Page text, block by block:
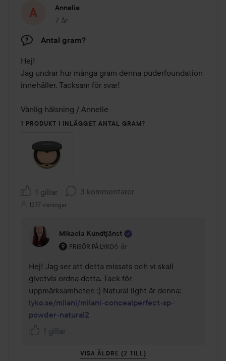
Annelie
7 år
Inlägget skapades 7 år
Antal gram?
Hej!
Jag undrar hur många gram denna puderfoundation
innehåller. Tacksam för svar!
Vänlig hälsning / Annelie
1 PRODUKT I INLÄGGET ANTAL GRAM?
1 gillar 3 kommentarer
1277 visningar
Mikaela Kundtjänst
FRISÖR PÅ LYKO
Användarens roll: Frisör på Lyko.
6 år
Kommentaren lades 6 år
Hej! Jag ser att detta missats och vi skall
givetvis ordna detta. Tack för
lyko.se/milani/milani-concealperfect-sp-
powder-natural2
1 gillar
VISA ÄLDRE (2 TILL)